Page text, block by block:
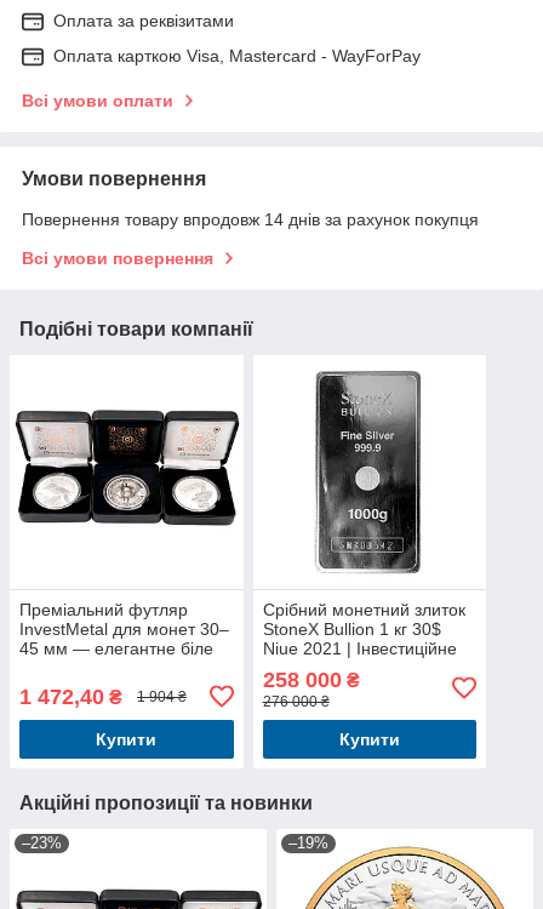
Оплата за реквізитами
Оплата карткою Visa, Mastercard - WayForPay
Всі умови оплати
Умови повернення
Повернення товару впродовж 14 днів за рахунок покупця
Всі умови повернення
Подібні товари компанії
Преміальний футляр
InvestMetal для монет 30–
45 мм — елегантне біле
1 472,40 ₴ 1 904 ₴
Купити
Срібний монетний злиток
StoneX Bullion 1 кг 30$
Niue 2021 | Інвестиційне
258 000₴
276 000 ₴
Купити
Акційні пропозиції та новинки
–23% –19%